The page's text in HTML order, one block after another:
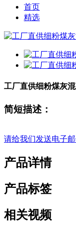
首页
精选
工厂直供细粉煤灰
简短描述：
请给我们发送电子
产品详情
产品标签
相关视频